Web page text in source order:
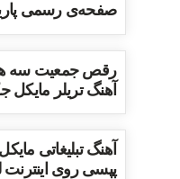
صفحه‌ی رسمی
رقص جمعیت سه
آهنگ تریلر
آهنگ تبلیغاتی
پپسی روی